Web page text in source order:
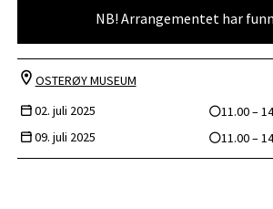
NB! Arrangementet har
OSTERØY MUSEUM
02. juli 2025
11.00 –
09. juli 2025
11.00 –